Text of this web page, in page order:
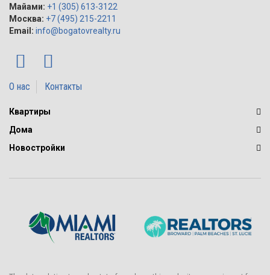
Майами: +1 (305) 613-3122
Москва: +7 (495) 215-2211
Email: info@bogatovrealty.ru
О нас Контакты
Квартиры
Дома
Новостройки